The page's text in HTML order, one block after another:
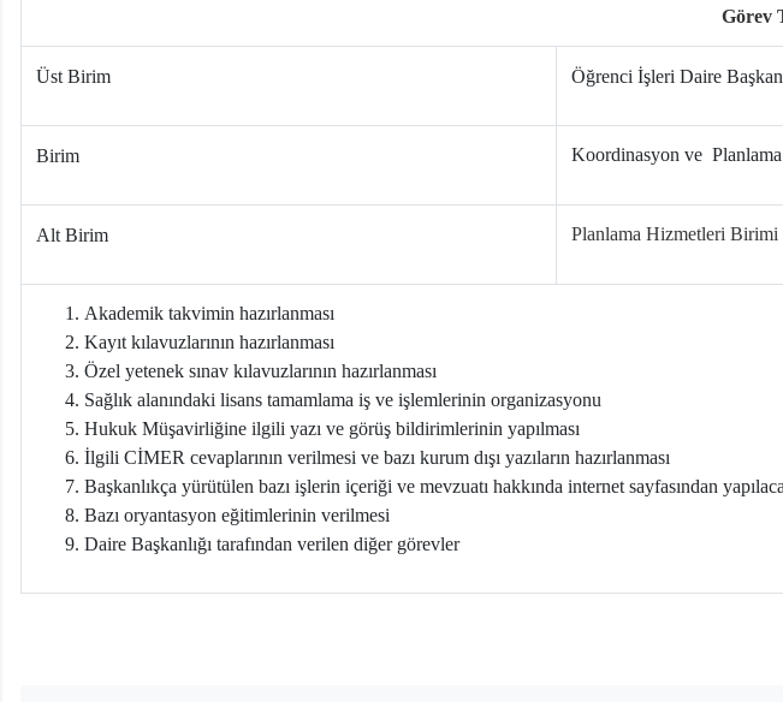
Görev
Üst Birim Öğrenci İşleri Daire
Birim Koordinasyon ve
Alt Birim Planlama Hizmetleri Birimi
Akademik takvimin hazırlanması
Kayıt kılavuzlarının hazırlanması
Özel yetenek sınav kılavuzlarının hazırlanması
Sağlık alanındaki lisans tamamlama iş ve işlemlerinin organizasyonu
Hukuk Müşavirliğine ilgili yazı ve görüş bildirimlerinin yapılması
İlgili CİMER cevaplarının verilmesi ve bazı kurum dışı yazıların hazırlanması
Başkanlıkça yürütülen bazı işlerin içeriği ve mevzuatı hakkında internet sayfasından
Bazı oryantasyon eğitimlerinin verilmesi
Daire Başkanlığı tarafından verilen diğer görevler